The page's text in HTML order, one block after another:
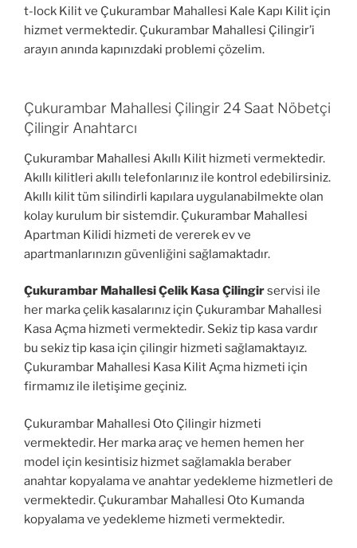
t-lock Kilit ve Çukurambar Mahallesi Kale Kapı Kilit için
hizmet vermektedir. Çukurambar Mahallesi Çilingir’i
arayın anında kapınızdaki problemi çözelim.
Çukurambar Mahallesi Çilingir 24 Saat Nöbetçi
Çilingir Anahtarcı
Çukurambar Mahallesi Akıllı Kilit hizmeti vermektedir.
Akıllı kilitleri akıllı telefonlarınız ile kontrol edebilirsiniz.
Akıllı kilit tüm silindirli kapılara uygulanabilmekte olan
kolay kurulum bir sistemdir. Çukurambar Mahallesi
Apartman Kilidi hizmeti de vererek ev ve
apartmanlarınızın güvenliğini sağlamaktadır.
Çukurambar Mahallesi Çelik Kasa Çilingirservisi ile
her marka çelik kasalarınız için Çukurambar Mahallesi
Kasa Açma hizmeti vermektedir. Sekiz tip kasa vardır
bu sekiz tip kasa için çilingir hizmeti sağlamaktayız.
Çukurambar Mahallesi Kasa Kilit Açma hizmeti için
firmamız ile iletişime geçiniz.
Çukurambar Mahallesi Oto Çilingir hizmeti
vermektedir. Her marka araç ve hemen hemen her
model için kesintisiz hizmet sağlamakla beraber
anahtar kopyalama ve anahtar yedekleme hizmetleri de
vermektedir. Çukurambar Mahallesi Oto Kumanda
kopyalama ve yedekleme hizmeti vermektedir.